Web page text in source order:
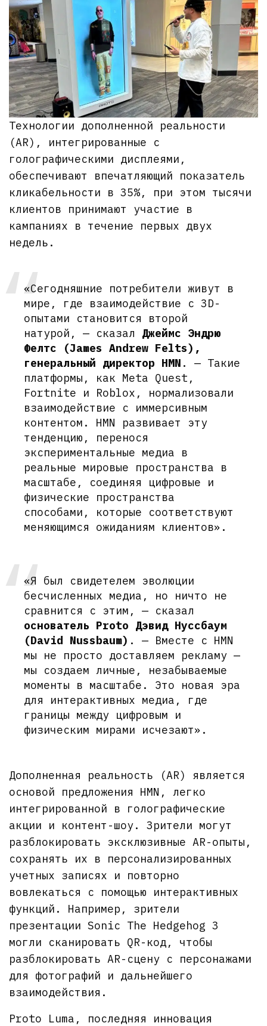
Технологии дополненной реальности
(AR), интегрированные с
голографическими дисплеями,
обеспечивают впечатляющий показатель
кликабельности в 35%, при этом тысячи
клиентов принимают участие в
кампаниях в течение первых двух
недель.
«Сегодняшние потребители живут в
мире, где взаимодействие с 3D-
опытами становится второй
натурой, — сказал Джеймс Эндрю
Фелтс (James Andrew Felts),
генеральный директор HMN . — Такие
платформы, как Meta Quest,
Fortnite и Roblox, нормализовали
взаимодействие с иммерсивным
контентом. HMN развивает эту
тенденцию, перенося
экспериментальные медиа в
реальные мировые пространства в
масштабе, соединяя цифровые и
физические пространства
способами, которые соответствуют
меняющимся ожиданиям клиентов».
«Я был свидетелем эволюции
бесчисленных медиа, но ничто не
сравнится с этим, — сказал
основатель Proto Дэвид Нуссбаум
(David Nussbaum) . — Вместе с HMN
мы не просто доставляем рекламу —
мы создаем личные, незабываемые
моменты в масштабе. Это новая эра
для интерактивных медиа, где
границы между цифровым и
физическим мирами исчезают».
Дополненная реальность (AR) является
основой предложения HMN, легко
интегрированной в голографические
акции и контент-шоу. Зрители могут
разблокировать эксклюзивные AR-опыты,
сохранять их в персонализированных
учетных записях и повторно
вовлекаться с помощью интерактивных
функций. Например, зрители
презентации Sonic The Hedgehog 3
могли сканировать QR-код, чтобы
разблокировать AR-сцену с персонажами
для фотографий и дальнейшего
взаимодействия.
Proto Luma, последняя инновация